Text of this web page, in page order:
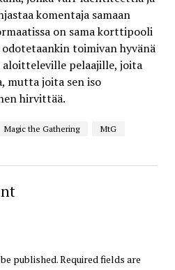
komentaja samaan
on sama korttipooli
toimivan hyvänä
aloitteleville pelaajille, joita
mutta joita sen iso
hirvittää.
Magic the Gathering
MtG
published.Required fields are